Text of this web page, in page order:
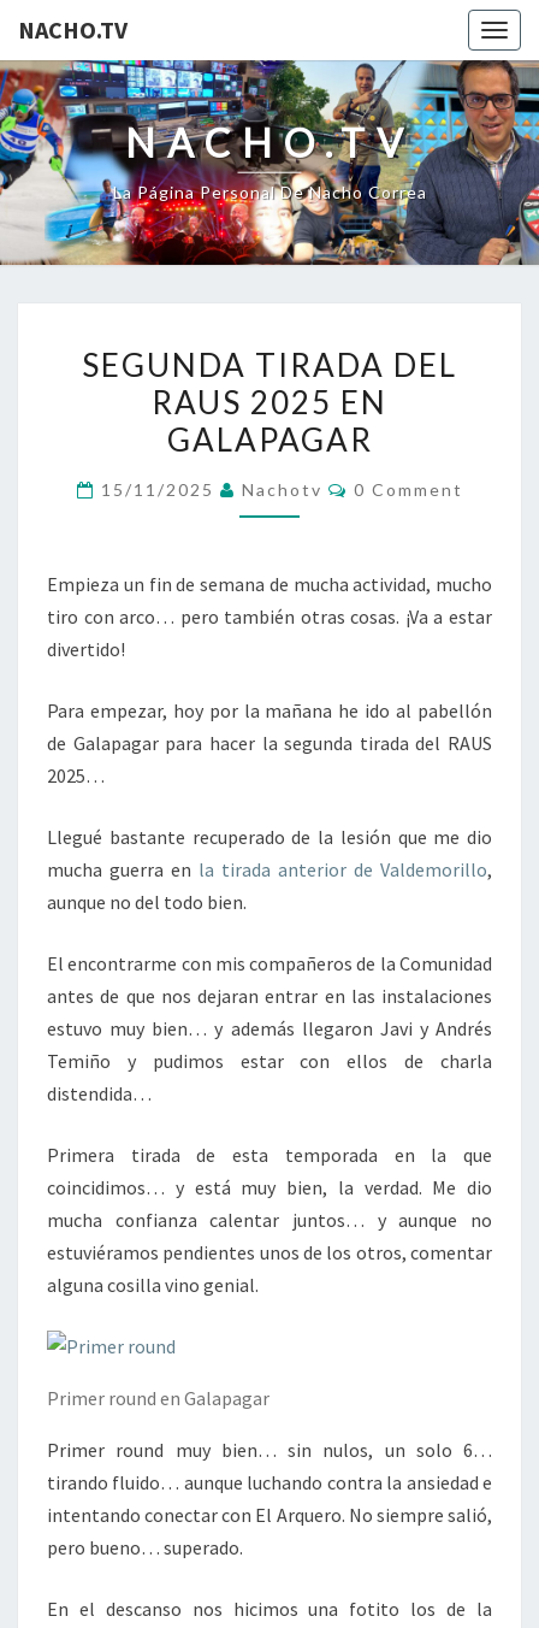
NACHO.TV
NACHO.TV
La Página Personal De Nacho Correa
TIRADA
DEL
RAUS
EN
SEGUNDA TIRADA DEL
RAUS 2025 EN
GALAPAGAR
15/11/2025 Nachotv Comments
0 Comment
Empieza un fin de semana de mucha actividad, mucho
tiro con arco… pero también otras cosas. ¡Va a estar
divertido!
Para empezar, hoy por la mañana he ido al pabellón
de Galapagar para hacer la segunda tirada del RAUS
2025…
Llegué bastante recuperado de la lesión que me dio
mucha guerra en la tirada anterior de Valdemorillo,
aunque no del todo bien.
El encontrarme con mis compañeros de la Comunidad
antes de que nos dejaran entrar en las instalaciones
estuvo muy bien… y además llegaron Javi y Andrés
Temiño y pudimos estar con ellos de charla
distendida…
Primera tirada de esta temporada en la que
coincidimos… y está muy bien, la verdad. Me dio
mucha confianza calentar juntos… y aunque no
estuviéramos pendientes unos de los otros, comentar
alguna cosilla vino genial.
Primer round en Galapagar
Primer round muy bien… sin nulos, un solo 6…
tirando fluido… aunque luchando contra la ansiedad e
intentando conectar con El Arquero. No siempre salió,
pero bueno… superado.
En el descanso nos hicimos una fotito los de la